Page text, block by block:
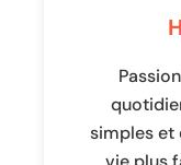
simples et